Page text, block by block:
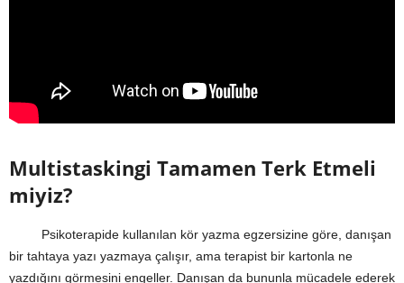
Multistaskingi Tamamen Terk Etmeli
miyiz?
Psikoterapide kullanılan kör yazma egzersizine göre, danışan
bir tahtaya yazı yazmaya çalışır, ama terapist bir kartonla ne
yazdığını görmesini engeller. Danışan da bununla mücadele ederek